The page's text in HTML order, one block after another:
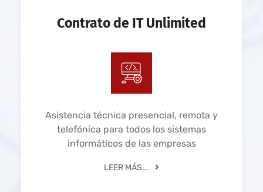
Contrato de IT Unlimited
Asistencia técnica presencial, remota y
telefónica para todos los sistemas
informáticos de las empresas
LEER MÁS...